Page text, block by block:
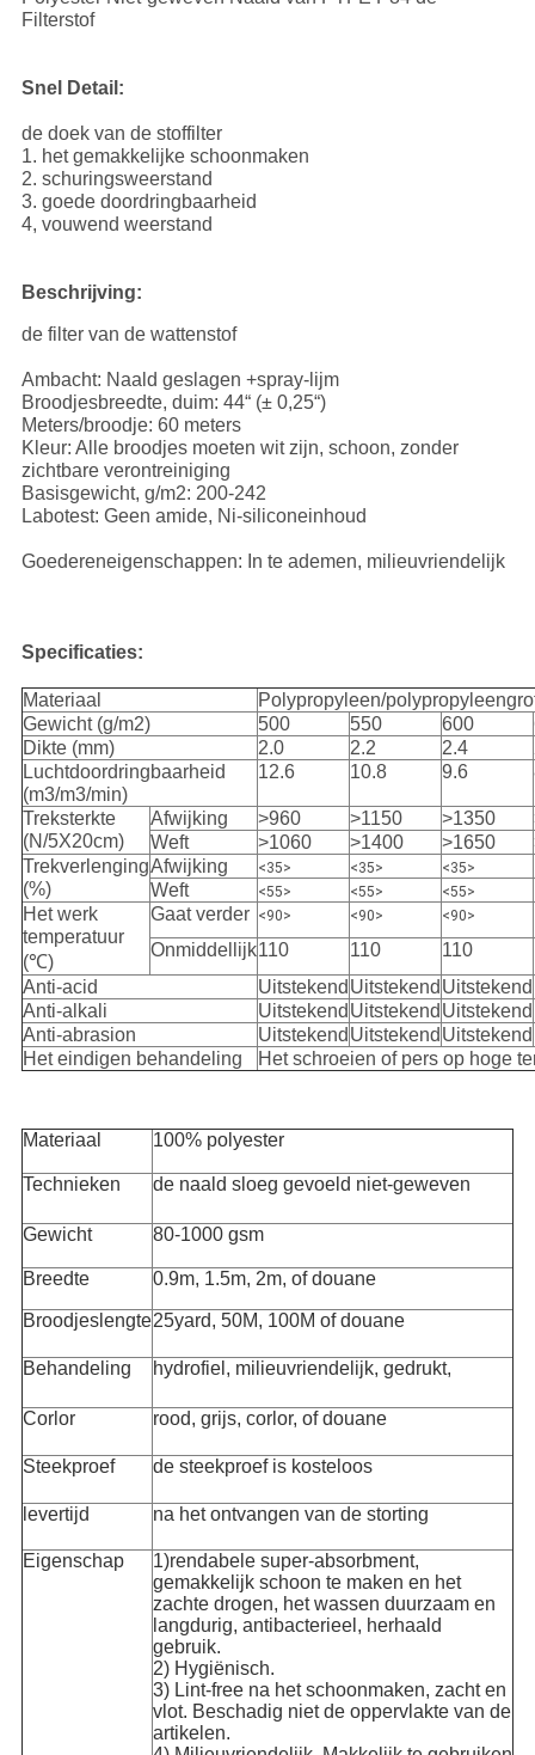
Filterstof
Snel Detail:
de doek van de stoffilter
1. het gemakkelijke schoonmaken
2. schuringsweerstand
3. goede doordringbaarheid
4, vouwend weerstand
Beschrijving:
de filter van de wattenstof
Ambacht: Naald geslagen +spray-lijm
Broodjesbreedte, duim: 44“ (± 0,25“)
Meters/broodje: 60 meters
Kleur: Alle broodjes moeten wit zijn, schoon, zonder
zichtbare verontreiniging
Basisgewicht, g/m2: 200-242
Labotest: Geen amide, Ni-siliconeinhoud
Goedereneigenschappen: In te ademen, milieuvriendelijk
Specificaties:
Materiaal
Polypropyleen/
Gewicht (g/m2)
500 550 600
Dikte (mm)
2.0 2.2 2.4
Luchtdoordringbaarheid
(m3/m3/min)
12.6 10.8 9.6
Treksterkte
(N/5X20cm)
Afwijking >960 >1150 >1350
Weft
>1060 >1400 >1650
Trekverlenging
(%)
Afwijking <35> <35> <35>
Weft <55> <55> <55>
Het werk
temperatuur
(℃)
Gaat verder <90> <90> <90>
Onmiddellijk110 110 110
Anti-acid
Uitstekend Uitstekend Uitstekend
Anti-alkali
Uitstekend Uitstekend Uitstekend
Anti-abrasion
Uitstekend Uitstekend Uitstekend
Het eindigen behandeling
Het schroeien of pers op hoge
Materiaal 100% polyester
Technieken de naald sloeg gevoeld niet-geweven
Gewicht 80-1000 gsm
Breedte 0.9m, 1.5m, 2m, of douane
Broodjeslengte25yard, 50M, 100M of douane
Behandeling hydrofiel, milieuvriendelijk, gedrukt,
Corlor rood, grijs, corlor, of douane
Steekproef de steekproef is kosteloos
levertijd na het ontvangen van de storting
Eigenschap
1)rendabele super-absorbment,
gemakkelijk schoon te maken en het
zachte drogen, het wassen duurzaam en
langdurig, antibacterieel, herhaald
gebruik.
2) Hygiënisch.
3) Lint-free na het schoonmaken, zacht en
vlot. Beschadig niet de oppervlakte van de
artikelen.